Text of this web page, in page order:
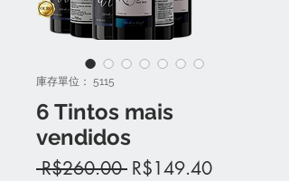
庫存單位： 5115
6 Tintos mais
vendidos
R$260.00 一
R$149.40促